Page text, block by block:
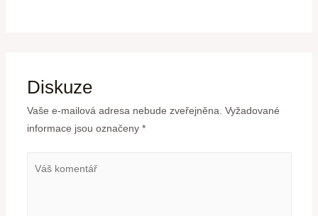
Diskuze
Vaše e-mailová adresa nebude zveřejněna. Vyžadované
informace jsou označeny *